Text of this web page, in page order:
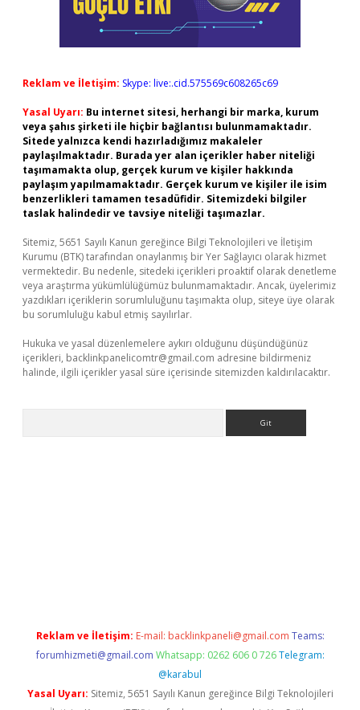
Reklam ve İletişim: Skype: live:.cid.575569c608265c69
Yasal Uyarı: Bu internet sitesi, herhangi bir marka, kurum
veya şahıs şirketi ile hiçbir bağlantısı bulunmamaktadır.
Sitede yalnızca kendi hazırladığımız makaleler
paylaşılmaktadır. Burada yer alan içerikler haber niteliği
taşımamakta olup, gerçek kurum ve kişiler hakkında
paylaşım yapılmamaktadır. Gerçek kurum ve kişiler ile isim
benzerlikleri tamamen tesadüfidir. Sitemizdeki bilgiler
taslak halindedir ve tavsiye niteliği taşımazlar.
Sitemiz, 5651 Sayılı Kanun gereğince Bilgi Teknolojileri ve İletişim
Kurumu (BTK) tarafından onaylanmış bir Yer Sağlayıcı olarak hizmet
vermektedir. Bu nedenle, sitedeki içerikleri proaktif olarak denetleme
veya araştırma yükümlülüğümüz bulunmamaktadır. Ancak, üyelerimiz
yazdıkları içeriklerin sorumluluğunu taşımakta olup, siteye üye olarak
bu sorumluluğu kabul etmiş sayılırlar.
Hukuka ve yasal düzenlemelere aykırı olduğunu düşündüğünüz
içerikleri, backlinkpanelicomtr@gmail.com adresine bildirmeniz
halinde, ilgili içerikler yasal süre içerisinde sitemizden kaldırılacaktır.
Reklam ve İletişim: E-mail: backlinkpaneli@gmail.com Teams:
forumhizmeti@gmail.com Whatsapp: 0262 606 0 726 Telegram:
@karabul
Yasal Uyarı: Sitemiz, 5651 Sayılı Kanun gereğince Bilgi Teknolojileri